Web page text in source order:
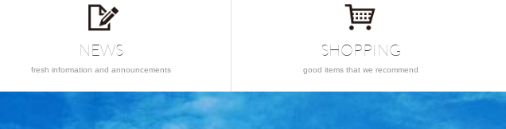
NEWS
fresh information and announcements
SHOPPING
good items that we recommend